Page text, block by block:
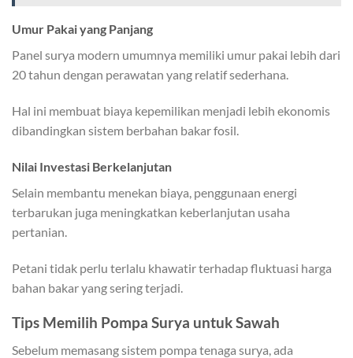
Umur Pakai yang Panjang
Panel surya modern umumnya memiliki umur pakai lebih dari
20 tahun dengan perawatan yang relatif sederhana.
Hal ini membuat biaya kepemilikan menjadi lebih ekonomis
dibandingkan sistem berbahan bakar fosil.
Nilai Investasi Berkelanjutan
Selain membantu menekan biaya, penggunaan energi
terbarukan juga meningkatkan keberlanjutan usaha
pertanian.
Petani tidak perlu terlalu khawatir terhadap fluktuasi harga
bahan bakar yang sering terjadi.
Tips Memilih Pompa Surya untuk Sawah
Sebelum memasang sistem pompa tenaga surya, ada